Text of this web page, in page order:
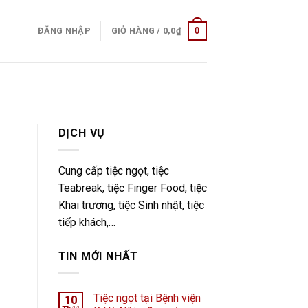
ĐĂNG NHẬP GIỎ HÀNG / 0,0₫ 0
DỊCH VỤ
Cung cấp tiệc ngọt, tiệc
Teabreak, tiệc Finger Food, tiệc
Khai trương, tiệc Sinh nhật, tiệc
tiếp khách,…
TIN MỚI NHẤT
10
Tiệc ngọt tại Bệnh viện